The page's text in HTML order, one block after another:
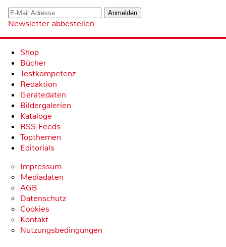
Newsletter abbestellen
Shop
Bücher
Testkompetenz
Redaktion
Gerätedaten
Bildergalerien
Kataloge
RSS-Feeds
Topthemen
Editorials
Impressum
Mediadaten
AGB
Datenschutz
Cookies
Kontakt
Nutzungsbedingungen